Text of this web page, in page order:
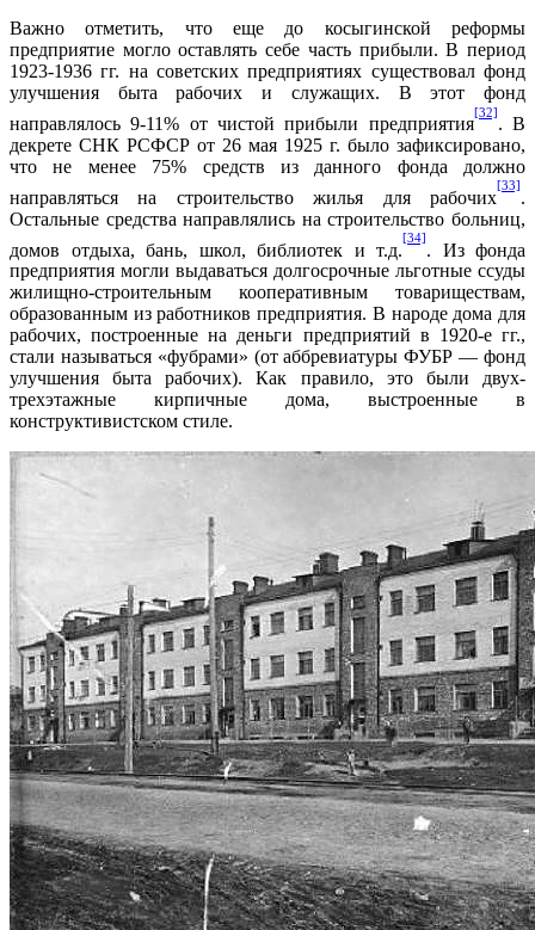
Важно отметить, что еще до косыгинской реформы
предприятие могло оставлять себе часть прибыли. В период
1923-1936 гг. на советских предприятиях существовал фонд
улучшения быта рабочих и служащих. В этот фонд
направлялось 9-11% от чистой прибыли предприятия
[32]
. В
декрете СНК РСФСР от 26 мая 1925 г. было зафиксировано,
что не менее 75% средств из данного фонда должно
направляться на строительство жилья для рабочих
[33]
.
Остальные средства направлялись на строительство больниц,
домов отдыха, бань, школ, библиотек и т.д.
[34]
. Из фонда
предприятия могли выдаваться долгосрочные льготные ссуды
жилищно-строительным кооперативным товариществам,
образованным из работников предприятия. В народе дома для
рабочих, построенные на деньги предприятий в 1920-е гг.,
стали называться «фубрами» (от аббревиатуры ФУБР — фонд
улучшения быта рабочих). Как правило, это были двух-
трехэтажные кирпичные дома, выстроенные в
конструктивистском стиле.